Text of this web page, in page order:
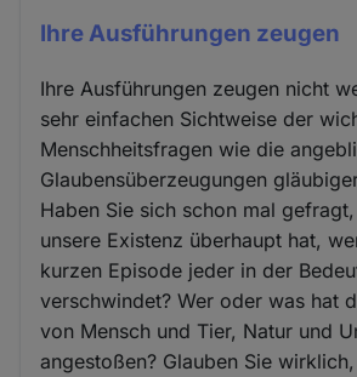
Ihre Ausführungen zeugen
Ihre Ausführungen zeugen nicht
sehr einfachen Sichtweise der
Menschheitsfragen wie die
Glaubensüberzeugungen
Haben Sie sich schon mal
unsere Existenz überhaupt hat,
kurzen Episode jeder in der
verschwindet? Wer oder was hat
von Mensch und Tier, Natur und
angestoßen? Glauben Sie